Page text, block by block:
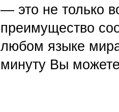
— это не только
преимущество
любом языке
минуту Вы